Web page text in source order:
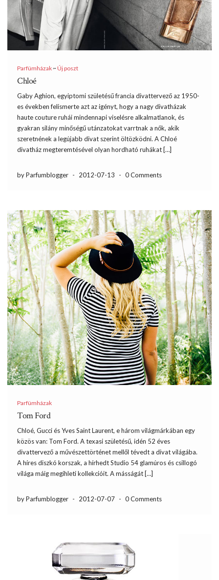
Parfümházak~Új poszt
Chloé
Gaby Aghion, egyiptomi születésű francia divattervező az 1950-
es években felismerte azt az igényt, hogy a nagy divatházak
haute couture ruhái mindennapi viselésre alkalmatlanok, és
gyakran silány minőségű utánzatokat varrtnak a nők, akik
szeretnének a legújabb divat szerint öltözködni. A Chloé
divatház megteremtésével olyan hordható ruhákat […]
by Parfumblogger - 2012-07-13 - 0 Comments
Parfümházak
Tom Ford
Chloé, Gucci és Yves Saint Laurent, e három világmárkában egy
közös van: Tom Ford. A texasi születésű, idén 52 éves
divattervező a művészettörténet mellől tévedt a divat világába.
A híres diszkó korszak, a hírhedt Studio 54 glamúros és csillogó
világa máig megihleti kollekcióit. A másságát […]
by Parfumblogger - 2012-07-07 - 0 Comments